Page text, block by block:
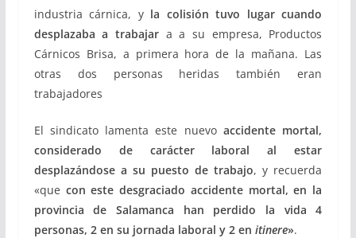
industria cárnica, y la colisión tuvo lugar cuando
desplazaba a trabajar a a su empresa, Productos
Cárnicos Brisa, a primera hora de la mañana. Las
otras dos personas heridas también eran
trabajadores
El sindicato lamenta este nuevoaccidente mortal,
considerado de carácter laboral al estar
desplazándose a su puesto de trabajo, y recuerda
«que con este desgraciado accidente mortal, en la
provincia de Salamanca han perdido la vida 4
personas, 2 en su jornada laboral y 2 en itinere».